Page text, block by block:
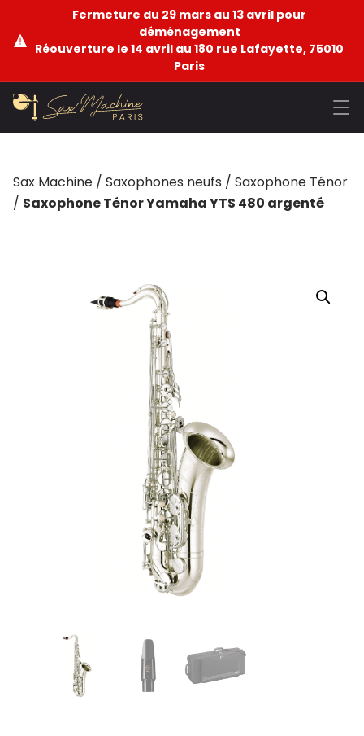
Fermeture du 29 mars au 13 avril pour
déménagement
Réouverture le 14 avril au 180 rue Lafayette, 75010
Paris
Sax Machine / Saxophones neufs / Saxophone Ténor
/ Saxophone Ténor Yamaha YTS 480 argenté